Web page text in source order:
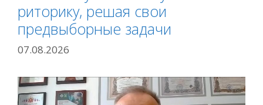
риторику, решая свои
предвыборные задачи
07.08.2026